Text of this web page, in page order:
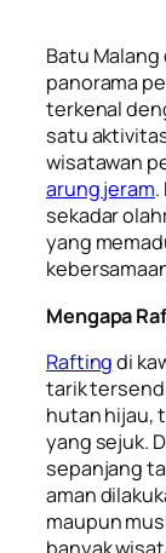
Batu
panorama
terkenal
satu
wisatawan
arung jeram.
sekadar
yang
Mengapa
Raftingdi
tarik
hutan hijau,
yang sejuk.
sepanjang
aman
maupun